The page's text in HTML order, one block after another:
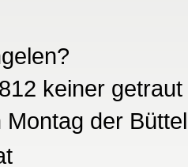
keiner
Montag der